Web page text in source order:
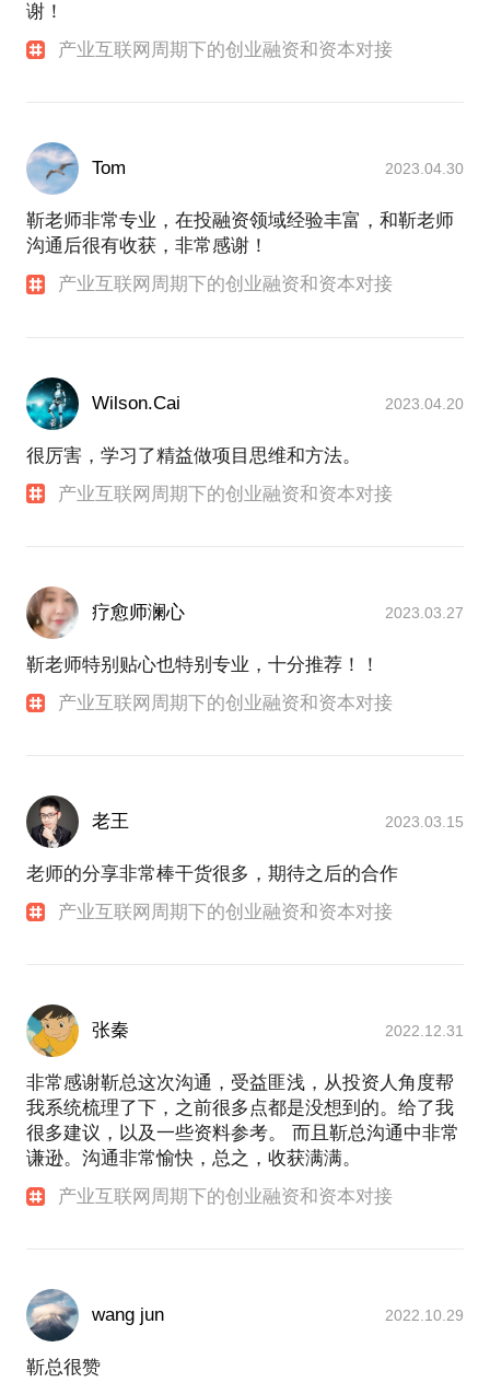
谢！
产业互联网周期下的创业融资和资本对接
Tom 2023.04.30
靳老师非常专业，在投融资领域经验丰富，和靳老师
沟通后很有收获，非常感谢！
产业互联网周期下的创业融资和资本对接
Wilson.Cai 2023.04.20
很厉害，学习了精益做项目思维和方法。
产业互联网周期下的创业融资和资本对接
疗愈师澜心 2023.03.27
靳老师特别贴心也特别专业，十分推荐！！
产业互联网周期下的创业融资和资本对接
老王 2023.03.15
老师的分享非常棒干货很多，期待之后的合作
产业互联网周期下的创业融资和资本对接
张秦 2022.12.31
非常感谢靳总这次沟通，受益匪浅，从投资人角度帮
我系统梳理了下，之前很多点都是没想到的。给了我
很多建议，以及一些资料参考。 而且靳总沟通中非常
谦逊。沟通非常愉快，总之，收获满满。
产业互联网周期下的创业融资和资本对接
wang jun 2022.10.29
靳总很赞